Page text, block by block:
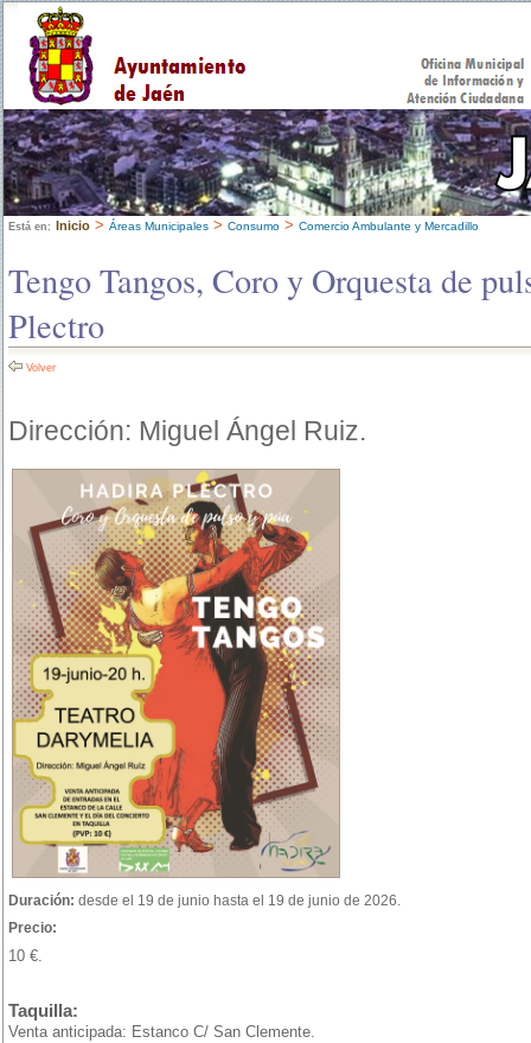
Está en: Inicio > Áreas Municipales > Consumo > Comercio Ambulante y Mercadillo
Tengo Tangos, Coro y Orquesta de
Plectro
Volver
Dirección: Miguel Ángel Ruiz.
Duración: desde el 19 de junio hasta el 19 de junio de 2026.
Precio:
10 €.
Taquilla:
Venta anticipada: Estanco C/ San Clemente.